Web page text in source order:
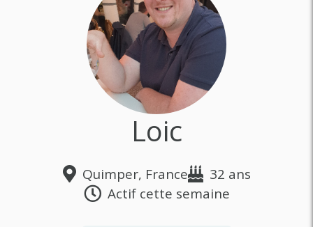
Loic
Quimper, France
32 ans
Actif cette semaine